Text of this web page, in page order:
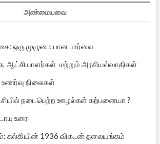
அண்மையவை
ஒரு முழுமையான பார்வை
ஆட்சியாளர்கள் மற்றும் அரசியல்வாதிகள்
உணர்வு நிலைகள்
நடைபெற்ற ஊழல்கள் கற்பனையா ?
உரை
கல்கியின் 1936 விகடன் தலையங்கம்